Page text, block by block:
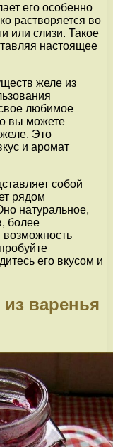
его особенно
растворяется во
или слизи. Такое
настоящее
желе из
любимое
вы можете
желе. Это
и аромат
собой
рядом
натуральное,
более
его вкусом и
варенья